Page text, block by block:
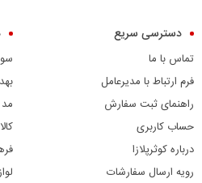
دسترسی سریع
تماس با ما
فرم ارتباط با مدیرعامل
راهنمای ثبت سفارش
حساب کاربری
درباره کوثرپلازا
رویه ارسال سفارشات